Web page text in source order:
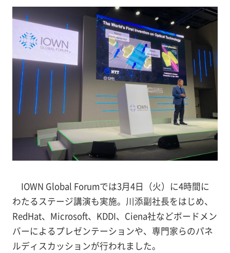
IOWN Global Forumでは3月4日（火）に4時間に
わたるステージ講演も実施。川添副社長をはじめ、
RedHat、Microsoft、KDDI、Ciena社などボードメン
バーによるプレゼンテーションや、専門家らのパネ
ルディスカッションが行われました。